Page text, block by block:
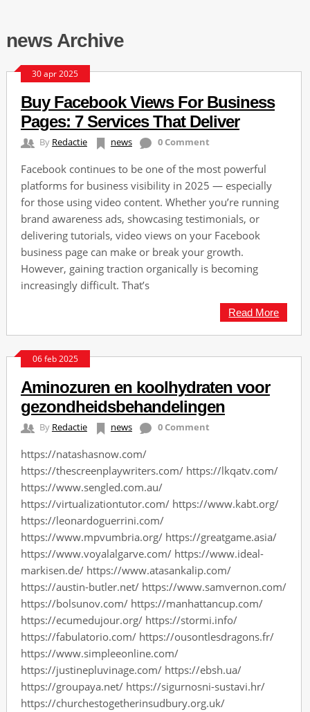
news Archive
30 apr 2025
Buy Facebook Views For Business
Pages: 7 Services That Deliver
By Redactie news 0 Comment
Facebook continues to be one of the most powerful
platforms for business visibility in 2025 — especially
for those using video content. Whether you’re running
brand awareness ads, showcasing testimonials, or
delivering tutorials, video views on your Facebook
business page can make or break your growth.
However, gaining traction organically is becoming
increasingly difficult. That’s
Read More
06 feb 2025
Aminozuren en koolhydraten voor
gezondheidsbehandelingen
By Redactie news 0 Comment
https://natashasnow.com/
https://thescreenplaywriters.com/ https://lkqatv.com/
https://www.sengled.com.au/
https://virtualizationtutor.com/ https://www.kabt.org/
https://leonardoguerrini.com/
https://www.mpvumbria.org/ https://greatgame.asia/
https://www.voyalalgarve.com/ https://www.ideal-
markisen.de/ https://www.atasankalip.com/
https://austin-butler.net/ https://www.samvernon.com/
https://bolsunov.com/ https://manhattancup.com/
https://ecumedujour.org/ https://stormi.info/
https://fabulatorio.com/ https://ousontlesdragons.fr/
https://www.simpleeonline.com/
https://justinepluvinage.com/ https://ebsh.ua/
https://groupaya.net/ https://sigurnosni-sustavi.hr/
https://churchestogetherinsudbury.org.uk/